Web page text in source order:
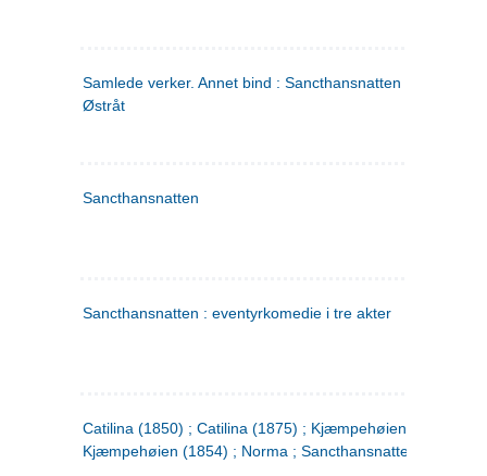
Samlede verker. Annet bind : Sancthansnatten ; Fru Inger
Østråt
Sancthansnatten
Sancthansnatten : eventyrkomedie i tre akter
Catilina (1850) ; Catilina (1875) ; Kjæmpehøien (1850) ;
Kjæmpehøien (1854) ; Norma ; Sancthansnatten